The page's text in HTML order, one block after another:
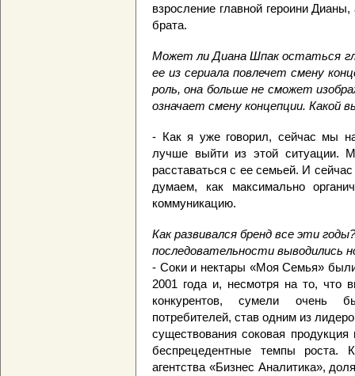
взросление главной героини
брата.
Может ли Диана Шпак остаться
ее из сериала повлечет смену
роль, она больше не сможет
означает смену концепции. Какой
- Как я уже говорил, сейчас мы
лучше выйти из этой ситуации.
расставаться с ее семьей. И
думаем, как максимально
коммуникацию.
Как развивался бренд все эти
последовательности выводились
- Соки и нектары «Моя Семья»
2001 года и, несмотря на то,
конкурентов, сумели очень
потребителей, став одним из
существования соковая
беспрецедентные темпы роста.
агентства «Бизнес Аналитика»,